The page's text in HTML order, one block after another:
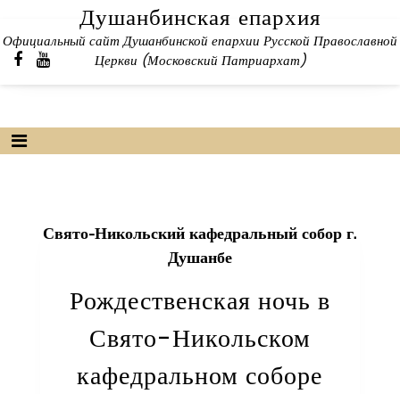
content
Душанбинская епархия
Официальный сайт Душанбинской епархии Русской Православной
Церкви (Московский Патриархат)
Свято-Никольский кафедральный собор г.
Душанбе
Рождественская ночь в
Свято-Никольском
кафедральном соборе